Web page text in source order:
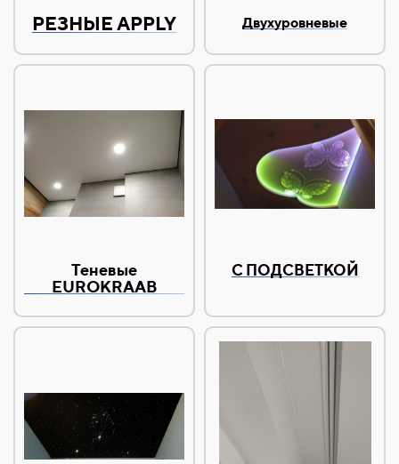
РЕЗНЫЕ APPLY Двухуровневые
Теневые
EUROKRAAB
С ПОДСВЕТКОЙ